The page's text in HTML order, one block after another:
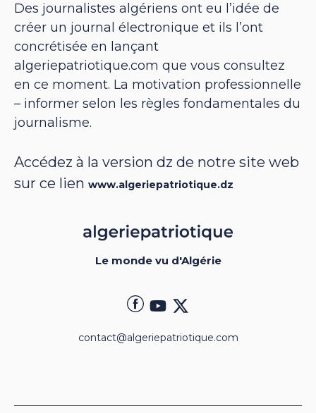
Des journalistes algériens ont eu l’idée de
créer un journal électronique et ils l’ont
concrétisée en lançant
algeriepatriotique.com que vous consultez
en ce moment. La motivation professionnelle
– informer selon les règles fondamentales du
journalisme.
Accédez à la version dz de notre site web
sur ce lien www.algeriepatriotique.dz
Le monde vu d'Algérie
contact@algeriepatriotique.com